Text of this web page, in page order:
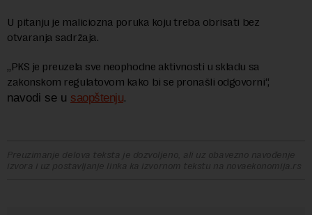
U pitanju je maliciozna poruka koju treba obrisati bez
otvaranja sadržaja.
„PKS je preuzela sve neophodne aktivnosti u skladu sa
zakonskom regulatovom kako bi se pronašli odgovorni“,
navodi se u saopštenju.
Preuzimanje delova teksta je dozvoljeno, ali uz obavezno navođenje
izvora i uz postavljanje linka ka izvornom tekstu na novaekonomija.rs